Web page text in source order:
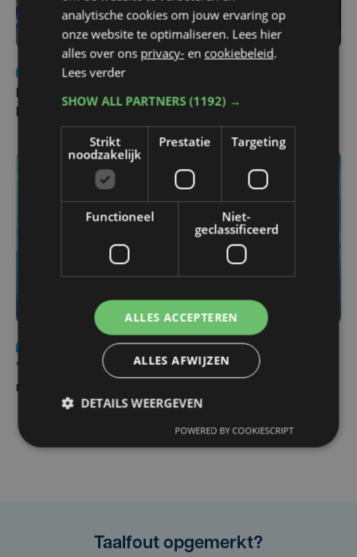
Nieuws
di 4 augustus | 09:32
Man en vrouw dood aangetroffen in woning in Sint-
do 6 augustus | 21:30
Yaro (19), slachtoffer van vechtpartij, is na
maandenlange coma overleden
Taalfout opgemerkt?
analytische cookies om jouw ervaring op
onze website te optimaliseren. Lees hier
alles over ons privacy- en cookiebeleid.
Lees verder
SHOW ALL PARTNERS(1192) →
Strikt
noodzakelijk
Prestatie Targeting
Functioneel
Niet-
geclassificeerd
ALLES ACCEPTEREN
ALLES AFWIJZEN
DETAILS WEERGEVEN
POWERED BY COOKIESCRIPT